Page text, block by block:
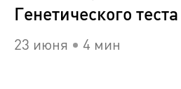
Генетического
23 июня 4 мин